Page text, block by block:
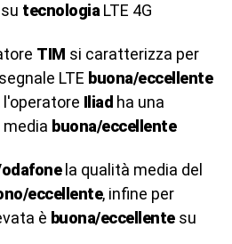
tecnologia LTE 4G
TIM si caratterizza per
LTE buona/eccellente
l'operatore Iliad ha una
buona/eccellente
la qualità media del
eccellente, infine per
è buona/eccellentesu